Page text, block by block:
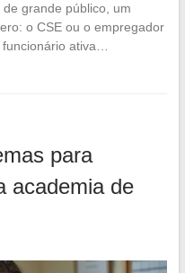
grande público, um
o CSE ou o empregador
ativa…
para
academia de